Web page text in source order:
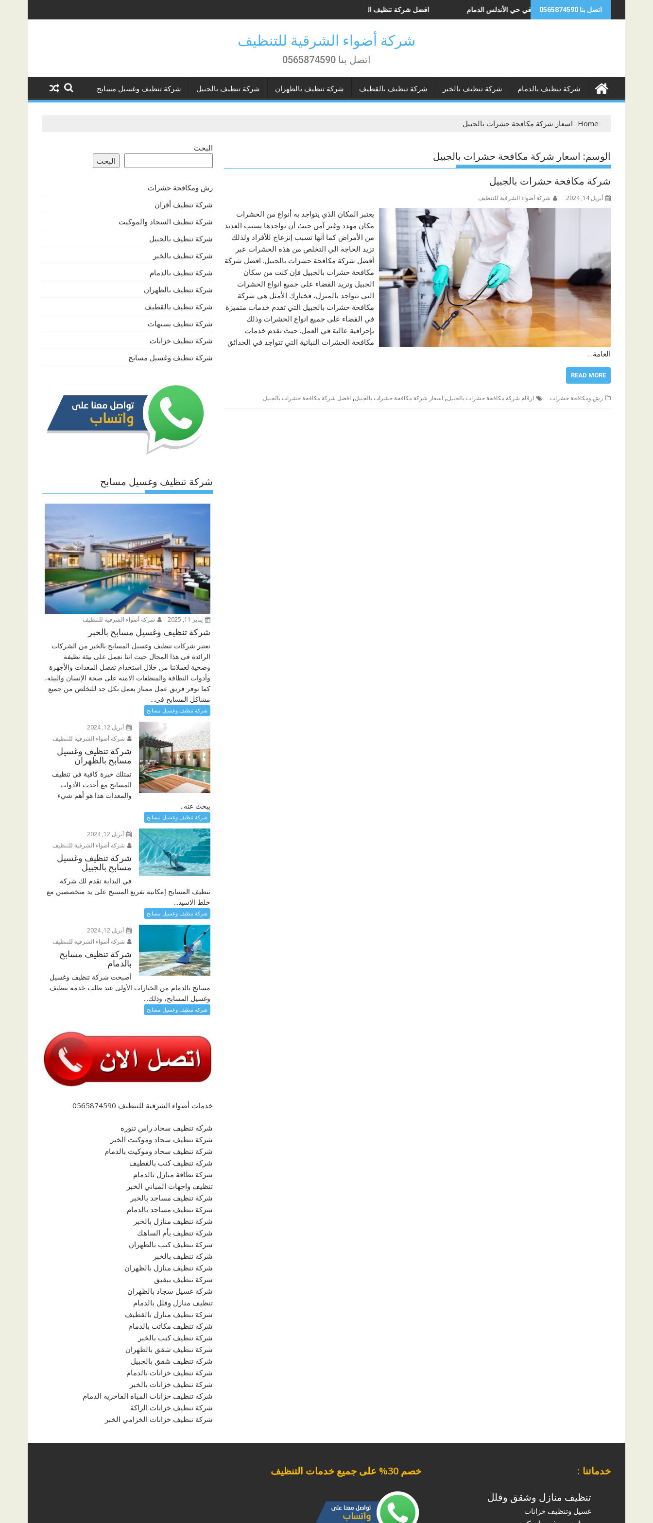
to
اتصل بنا 0565874590 افضل شركة تنظيف الخزانات في حي الأندلس الجبيل شركة تنظيف الخزانات في حي الأندلس الدمام حي الأوجام القطيف
شركة أضواء الشرقية للتنظيف
اتصل بنا 0565874590
شركة تنظيف بالدمام شركة تنظيف بالخبر شركة تنظيف بالقطيف شركة تنظيف بالظهران شركة تنظيف بالجبيل شركة تنظيف وغسيل مسابح
Home اسعار شركة مكافحة حشرات بالجبيل
الوسم: اسعار شركة مكافحة حشرات بالجبيل
شركة مكافحة حشرات بالجبيل
أبريل 14, 2024 شركة أضواء الشرقية للتنظيف
يعتبر المكان الذي يتواجد به أنواع من الحشرات
مكان مهدد وغير آمن حيث أن تواجدها يسبب العديد
من الأمراض كما أنها تسبب إنزعاج للأفراد ولذلك
تزيد الحاجة الي التخلص من هذه الحشرات عبر
أفضل شركة مكافحة حشرات بالجبيل. افضل شركة
مكافحة حشرات بالجبيل فإن كنت من سكان
الجبيل وتريد القضاء على جميع انواع الحشرات
التي تتواجد بالمنزل، فخيارك الأمثل هي شركة
مكافحة حشرات بالجبيل التي تقدم خدمات متميزة
في القضاء على جميع انواع الحشرات وذلك
بإحرافية عالية في العمل. حيث نقدم خدمات
مكافحة الحشرات النباتية التي تتواجد في الحدائق
العامة…
READ MORE
رش ومكافحة حشرات ارقام شركة مكافحة حشرات بالجبيل, اسعار شركة مكافحة حشرات بالجبيل, افضل شركة مكافحة حشرات بالجبيل
البحث
البحث
رش ومكافحة حشرات
شركة تنظيف أفران
شركة تنظيف السجاد والموكيت
شركة تنظيف بالجبيل
شركة تنظيف بالخبر
شركة تنظيف بالدمام
شركة تنظيف بالظهران
شركة تنظيف بالقطيف
شركة تنظيف بسيهات
شركة تنظيف خزانات
شركة تنظيف وغسيل مسابح
شركة تنظيف وغسيل مسابح
يناير 11, 2025 شركة أضواء الشرقية للتنظيف
شركة تنظيف وغسيل مسابح بالخبر
تعتبر شركات تنظيف وغسيل المسابح بالخبر من الشركات
الرائدة فى هذا المجال حيث اننا نعمل على بيئة نظيفة
وصحية لعملائنا من خلال استخدام تفضل المعدات والأجهزة
وأدوات النظافة والمنظفات الامنه على صحة الإنسان والبيئه،
كما نوفر فريق عمل ممتاز يعمل بكل جد للتخلص من جميع
مشاكل المسابح فى...
شركة تنظيف وغسيل مسابح
أبريل 12, 2024
شركة أضواء الشرقية للتنظيف
شركة تنظيف وغسيل
مسابح بالظهران
تمتلك خبرة كافية في تنظيف
المسابح مع أحدث الأدوات
والمعدات هذا هو أهم شيء
يبحث عنه...
شركة تنظيف وغسيل مسابح
أبريل 12, 2024
شركة أضواء الشرقية للتنظيف
شركة تنظيف وغسيل
مسابح بالجبيل
في البداية تقدم لك شركة
تنظيف المسابح إمكانية تفريغ المسبح على يد متخصصين مع
خلط الاسيد...
شركة تنظيف وغسيل مسابح
أبريل 12, 2024
شركة أضواء الشرقية للتنظيف
شركة تنظيف مسابح
بالدمام
أصبحت شركة تنظيف وغسيل
مسابح بالدمام من الخيارات الأولى عند طلب خدمة تنظيف
وغسيل المسابح، وذلك...
شركة تنظيف وغسيل مسابح
خدمات أضواء الشرقية للتنظيف 0565874590
شركة تنظيف سجاد راس تنورة
شركة تنظيف سجاد وموكيت الخبر
شركة تنظيف سجاد وموكيت بالدمام
شركة تنظيف كنب بالقطيف
شركة نظافة منازل بالدمام
تنظيف واجهات المباني الخبر
شركة تنظيف مساجد بالخبر
شركة تنظيف مساجد بالدمام
شركة تنظيف منازل بالخبر
شركة تنظيف بأم الساهك
شركة تنظيف كنب بالظهران
شركة تنظيف بالخبر
شركة تنظيف منازل بالظهران
شركة تنظيف ببقيق
شركة غسيل سجاد بالظهران
تنظيف منازل وفلل بالدمام
شركة تنظيف منازل بالقطيف
شركة تنظيف مكاتب بالدمام
شركة تنظيف كنب بالخبر
شركة تنظيف شقق بالظهران
شركة تنظيف شقق بالجبيل
شركة تنظيف خزانات بالدمام
شركة تنظيف خزانات بالخبر
شركة تنظيف خزانات المياة الفاخرية الدمام
شركة تنظيف خزانات الراكة
شركة تنظيف خزانات الخزامي الخبر
خدماتنا :
تنظيف منازل وشقق وفلل
غسيل وتنظيف خزانات
خصم 30% على جميع خدمات التنظيف